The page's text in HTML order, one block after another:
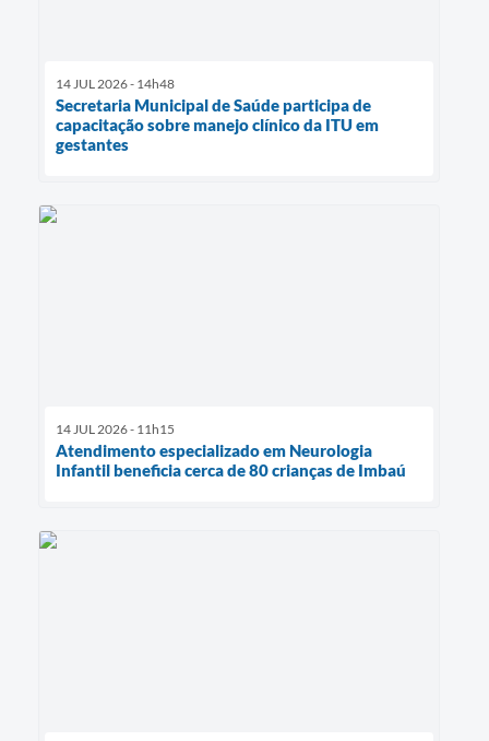
14 JUL 2026 - 14h48
Secretaria Municipal de Saúde participa de
capacitação sobre manejo clínico da ITU em
gestantes
14 JUL 2026 - 11h15
Atendimento especializado em Neurologia
Infantil beneficia cerca de 80 crianças de Imbaú